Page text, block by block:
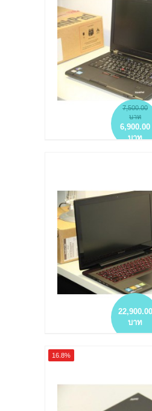
7,500.00
บาท
6,900.00
บาท
22,900.00
บาท
โน๊ตบุ๊คมือสอง Y5070 I7-
8GB NVIDIA GTX 860M
16.8%